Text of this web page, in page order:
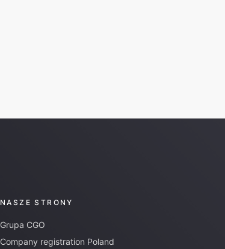
NASZE STRONY
Grupa CGO
Company registration Poland